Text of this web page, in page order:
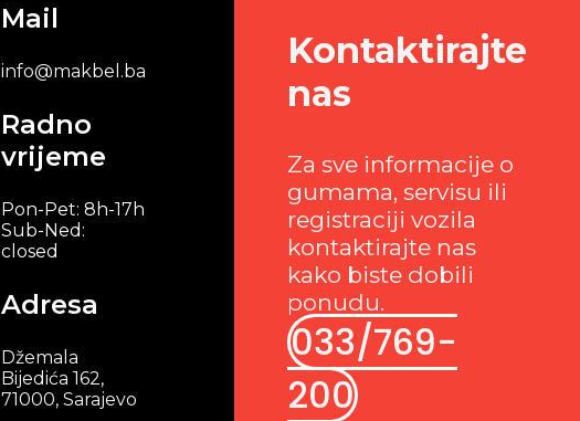
Mail
info@makbel.ba
Radno
vrijeme
Pon-Pet: 8h-17h
Sub-Ned:
closed
Adresa
Džemala
Bijedića 162,
71000, Sarajevo
Kontaktirajte
nas
Za sve informacije o
gumama, servisu ili
registraciji vozila
kontaktirajte nas
kako biste dobili
ponudu.
033/769-
200